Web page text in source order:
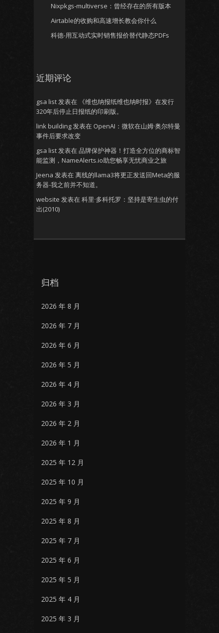
Nixpkgs-multiverse：曾经存在的所有版本
Airtable的收购和高速增长教会你什么
科德-用互动式实时销售报价替代静态PDFs
近期评论
gsa list发表在
《维也纳报纸维也纳时报》在发行
320年后停止日报纸的印刷版。
link building发表在 OpenAI：微软在山姆·奥尔特曼
事件后要求改变
gsa list发表在 品牌保护神器！打造全方位的商标智
能监测，NameAlerts.io助您畅享无忧商业之旅
Jeena 发表在 离线的llama3将更正发送回Meta的服
务器-我之前并不知道。
website 发表在 科里·多科托罗：坚持是寄生虫的付
出(2010)
归档
2026 年 8 月
2026 年 7 月
2026 年 6 月
2026 年 5 月
2026 年 4 月
2026 年 3 月
2026 年 2 月
2026 年 1 月
2025 年 12 月
2025 年 10 月
2025 年 9 月
2025 年 8 月
2025 年 7 月
2025 年 6 月
2025 年 5 月
2025 年 4 月
2025 年 3 月